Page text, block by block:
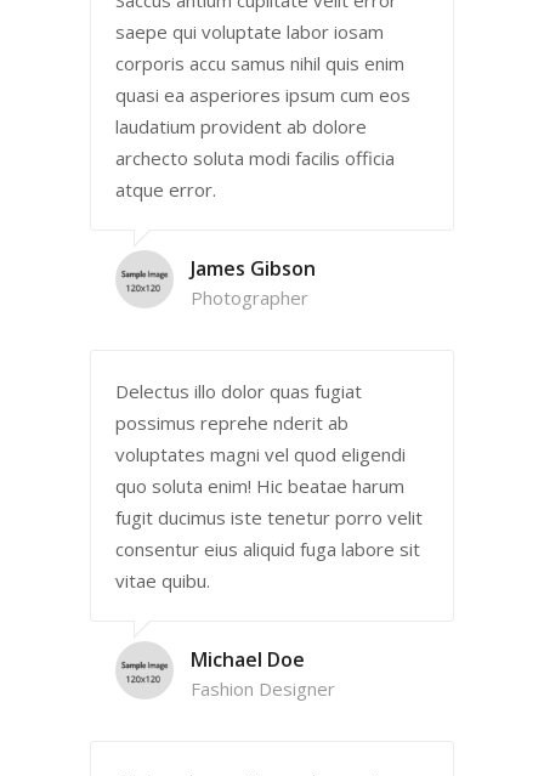
saepe qui voluptate labor iosam
corporis accu samus nihil quis enim
quasi ea asperiores ipsum cum eos
laudatium provident ab dolore
archecto soluta modi facilis officia
atque error.
James Gibson
Photographer
Delectus illo dolor quas fugiat
possimus reprehe nderit ab
voluptates magni vel quod eligendi
quo soluta enim! Hic beatae harum
fugit ducimus iste tenetur porro velit
consentur eius aliquid fuga labore sit
vitae quibu.
Michael Doe
Fashion Designer